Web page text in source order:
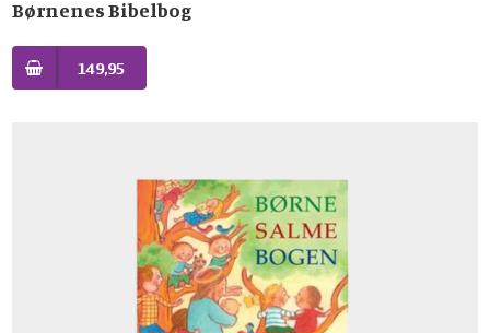
Børnenes Bibelbog
149,95